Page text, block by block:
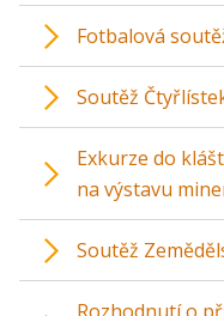
Fotbalová
Soutěž
Exkurze do
na výstavu
Soutěž